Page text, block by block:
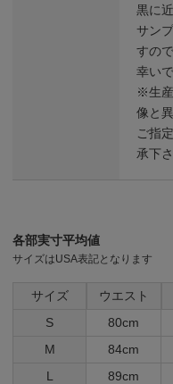
黒に
サン
すの
幸いで
※生
像と
ご指
承下さ
各部実寸平均値
サイズはUSA表記となります
サイズ ウエスト
S
80cm
M
84cm
L
89cm